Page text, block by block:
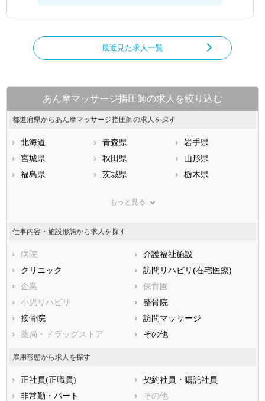
最近見た求人一覧
あん摩マッサージ指圧師の求人を絞り込む
都道府県からあん摩マッサージ指圧師の求人を探す
北海道 青森県
岩手県
宮城県
秋田県
山形県
福島県
茨城県
栃木県
神奈川県
石川県
福井県
静岡県
三重県
滋賀県
大阪府
兵庫県
鳥取県
広島県
徳島県
香川県
愛媛県
鹿児島県
もっと見る
仕事内容・施設形態から求人を探す
病院
介護福祉施設
クリニック
訪問リハビリ(在宅医療)
企業
保育園
小児リハビリ
整骨院
接骨院
訪問マッサージ
薬局・ドラッグストア
その他
雇用形態から求人を探す
正社員(正職員)
契約社員・嘱託社員
非常勤・パート
その他